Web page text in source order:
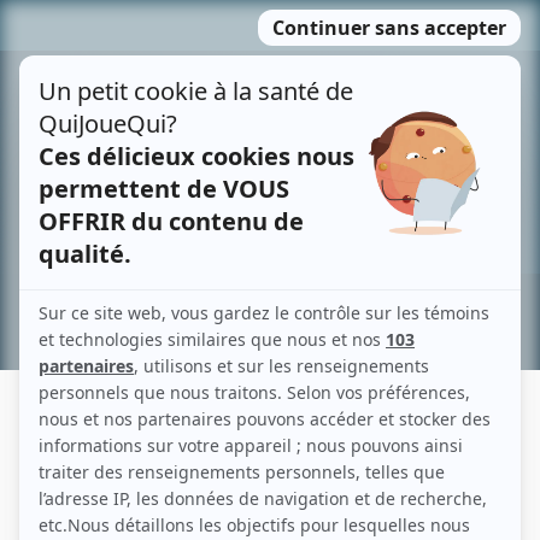
MENU
contenu
Recherche avancée »
CINÉMAGINAIRE TV
Liens
Fiche de Cinémaginaire TV sur Showbizz.net